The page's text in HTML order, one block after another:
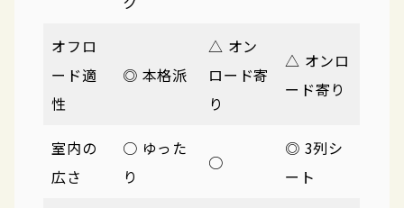
オフロ
ード適
性
◎ 本格派
△ オン
ロード寄
り
△ オンロ
ード寄り
室内の
広さ
○ ゆった
り
○
◎ 3列シ
ート